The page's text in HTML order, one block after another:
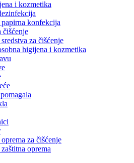
i kozmetika
konfekcija
čišćenje
za čišćenje
higijena i kozmetika
za čišćenje
oprema